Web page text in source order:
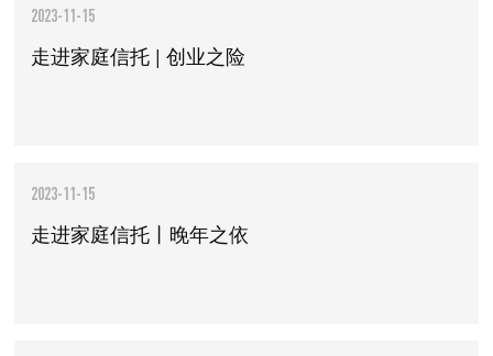
2023-11-15
走进家庭信托 | 创业之险
2023-11-15
走进家庭信托丨晚年之依